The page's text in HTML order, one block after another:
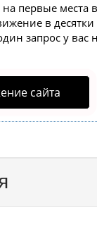
первые места
в
запрос у вас
сайта